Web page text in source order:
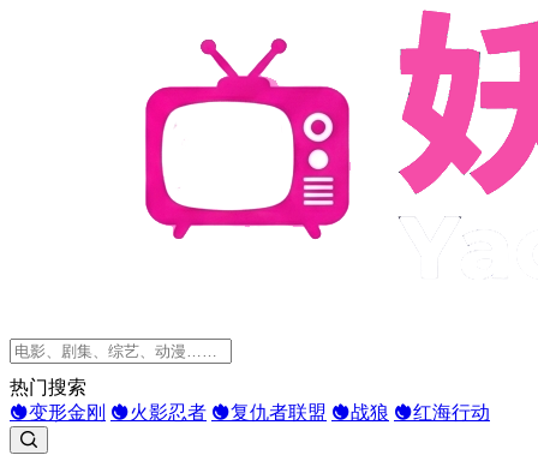
热门搜索
变形金刚
火影忍者 复仇者联盟 战狼 红海行动